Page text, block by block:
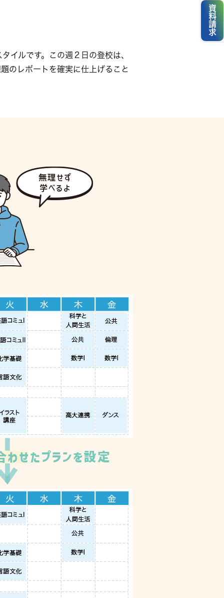
イルです。この週２日の登校は、
のレポートを確実に仕上げること
資料請求